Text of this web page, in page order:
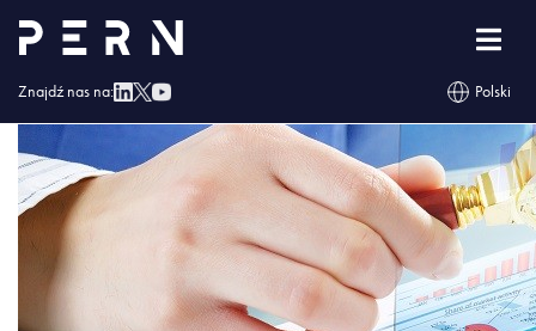
Znajdź nas na: Polski
majatek_pern